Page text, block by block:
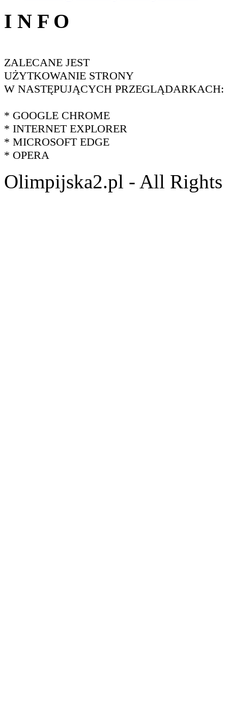
I N F O
ZALECANE JEST
UŻYTKOWANIE STRONY
W NASTĘPUJĄCYCH PRZEGLĄDARKACH:
* GOOGLE CHROME
* INTERNET EXPLORER
* MICROSOFT EDGE
* OPERA
Olimpijska2.pl - All Rights